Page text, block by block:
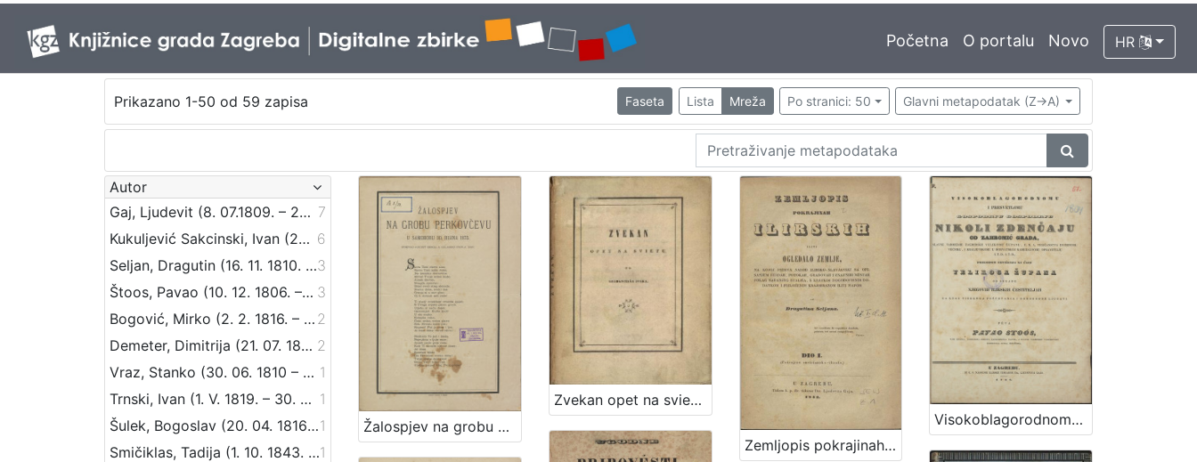
Početna O portalu Novo HR
Prikazano 1-50 od 59 zapisa Faseta Lista Mreža Po stranici: 50 Glavni metapodatak (Z->A)
Autor
Gaj, Ljudevit (8. 07.1809. – 20. 04.1872.) 7
Kukuljević Sakcinski, Ivan (29. 5. 1816. – 1. 8. 1889.) 6
Seljan, Dragutin (16. 11. 1810. – 14. 6. 1848.)3
Štoos, Pavao (10. 12. 1806. – 30. 3. 1862.) 3
Bogović, Mirko (2. 2. 1816. – 4. 5. 1893.) 2
Demeter, Dimitrija (21. 07. 1811. – 24. 06. 1872.) 2
Vraz, Stanko (30. 06. 1810 – 24. 05. 1851) 1
Trnski, Ivan (1. V. 1819. – 30. VI. 1910.) 1
Šulek, Bogoslav (20. 04. 1816 – 30. 11. 1895)1
Smičiklas, Tadija (1. 10. 1843. – 8. 6. 1914.)1
Žalospjev na grobu Perkovčevu : u Samoboru 30. rujna 1875. / spjevao August Šenoa, a uglasbio Ivan pl. Zajc
Zvekan opet na svietu / od Grabanciaša djaka.
Zemljopis pokrajinah ilirskih iliti Ogledalo zemlje, na kojoj pribiva narod ilirsko-slavjanski sa opisanjem berdah, potokah, gradovah i znatniih mestah polag sadanjeg stališa, s kratkim dogodopisnim dodatkom i priloženim krajobrazom iliti mapom / od Dragutina Seljana
Visokoblagorodnomu i presvetlomu ... Nikoli Zdenčaju od Zahromić grada, slavne varmedije Zagrebske velikomu županu, ... : prigodom uzvišenja na čast velikoga župana od strane njegovih ilirskih čestiteljah na znak visokoga poštovanja i domorodne ljubavi / pěva Pavao Stoos, ...